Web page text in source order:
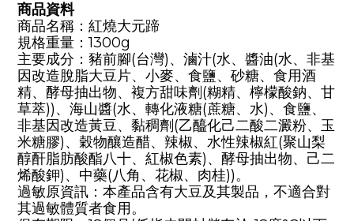
商品資料
商品名稱：紅燒大元蹄
規格重量：1300g
主要成分：豬前腳(台灣)、滷汁(水、醬油(水、非基
因改造脫脂大豆片、小麥、食鹽、砂糖、食用酒
精、酵母抽出物、複方甜味劑(糊精、檸檬酸鈉、甘
草萃))、海山醬(水、轉化液糖(蔗糖、水)、食鹽、
非基因改造黃豆、黏稠劑(乙醯化己二酸二澱粉、玉
米糖膠)、穀物釀造醋、辣椒、水性辣椒紅(聚山梨
醇酐脂肪酸酯八十、紅椒色素)、酵母抽出物、己二
烯酸鉀)、中藥(八角、花椒、肉桂))。
過敏原資訊：本產品含有大豆及其製品，不適合對
其過敏體質者食用。